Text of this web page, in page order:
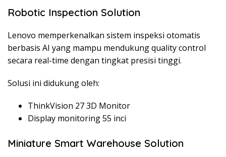
Robotic Inspection Solution
Lenovo memperkenalkan sistem inspeksi otomatis
berbasis AI yang mampu mendukung quality control
secara real-time dengan tingkat presisi tinggi.
Solusi ini didukung oleh:
ThinkVision 27 3D Monitor
Display monitoring 55 inci
Miniature Smart Warehouse Solution